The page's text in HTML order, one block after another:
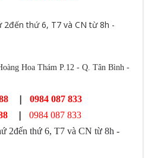
2đến thứ 6, T7 và CN từ 8h -
Hoa Thám P.12 - Q. Tân Bình -
|
0984 087 833
|
0984 087 833
2đến thứ 6, T7 và CN từ 8h -